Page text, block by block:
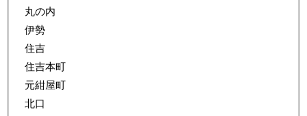
丸の内
伊勢
住吉
住吉本町
元紺屋町
北口